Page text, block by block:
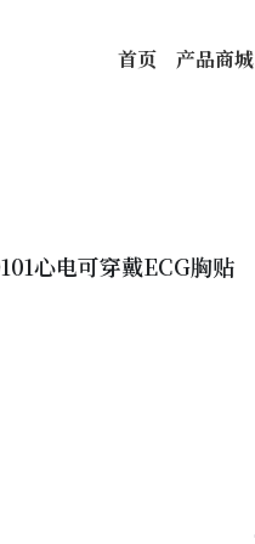
首页 产品商城
心电可穿戴ECG胸贴